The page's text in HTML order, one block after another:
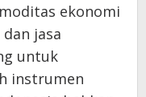
ekonomi
jasa
untuk
instrumen